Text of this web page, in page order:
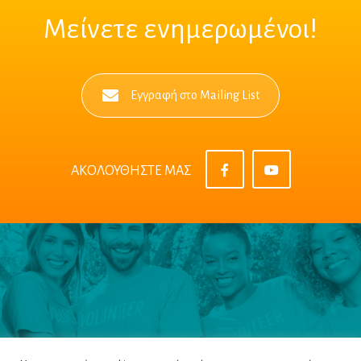
Μείνετε ενημερωμένοι!
Εγγραφή στο Mailing List
ΑΚΟΛΟΥΘΗΣΤΕ ΜΑΣ